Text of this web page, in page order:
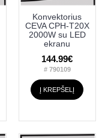
Konvektorius
CEVA CPH-T20X
2000W su LED
ekranu
144.99€
# 790109
Į KREPŠELĮ